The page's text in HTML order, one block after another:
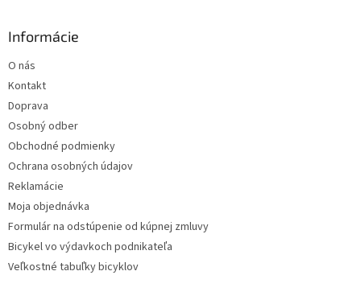
Informácie
O nás
Kontakt
Doprava
Osobný odber
Obchodné podmienky
Ochrana osobných údajov
Reklamácie
Moja objednávka
Formulár na odstúpenie od kúpnej zmluvy
Bicykel vo výdavkoch podnikateľa
Veľkostné tabuľky bicyklov